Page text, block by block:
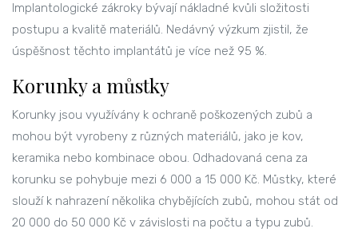
Implantologické zákroky bývají nákladné kvůli složitosti
postupu a kvalitě materiálů. Nedávný výzkum zjistil, že
úspěšnost těchto implantátů je více než 95 %.
Korunky a můstky
Korunky jsou využívány k ochraně poškozených zubů a
mohou být vyrobeny z různých materiálů, jako je kov,
keramika nebo kombinace obou. Odhadovaná cena za
korunku se pohybuje mezi 6 000 a 15 000 Kč. Můstky, které
slouží k nahrazení několika chybějících zubů, mohou stát od
20 000 do 50 000 Kč v závislosti na počtu a typu zubů.